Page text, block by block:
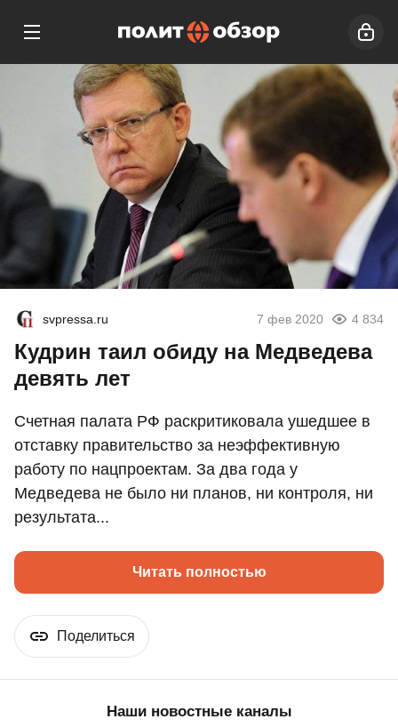
svpressa.ru 7 фев 2020 4 834
Кудрин таил обиду на Медведева
девять лет
Счетная палата РФ раскритиковала ушедшее в
отставку правительство за неэффективную
работу по нацпроектам. За два года у
Медведева не было ни планов, ни контроля, ни
результата...
Читать полностью
Поделиться
Наши новостные каналы